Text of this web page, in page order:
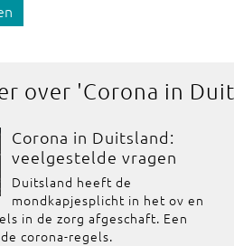
over 'Corona in
Corona in Duitsland:
veelgestelde vragen
Duitsland heeft de
mondkapjesplicht in het ov en
in de zorg afgeschaft. Een
corona-regels.